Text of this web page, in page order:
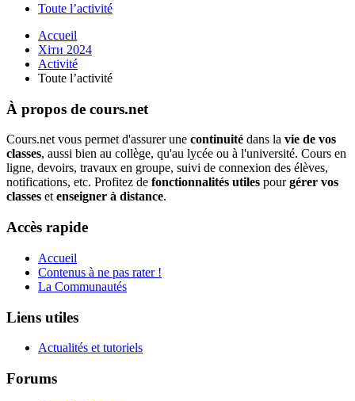
Toute l’activité
Accueil
Хіти 2024
Activité
Toute l’activité
À propos de cours.net
Cours.net vous permet d'assurer une continuité dans la vie de vos
classes, aussi bien au collège, qu'au lycée ou à l'université. Cours en
ligne, devoirs, travaux en groupe, suivi de connexion des élèves,
notifications, etc. Profitez de fonctionnalités utiles pourgérer vos
classes etenseigner à distance.
Accès rapide
Accueil
Contenus à ne pas rater !
La Communautés
Liens utiles
Actualités et tutoriels
Forums